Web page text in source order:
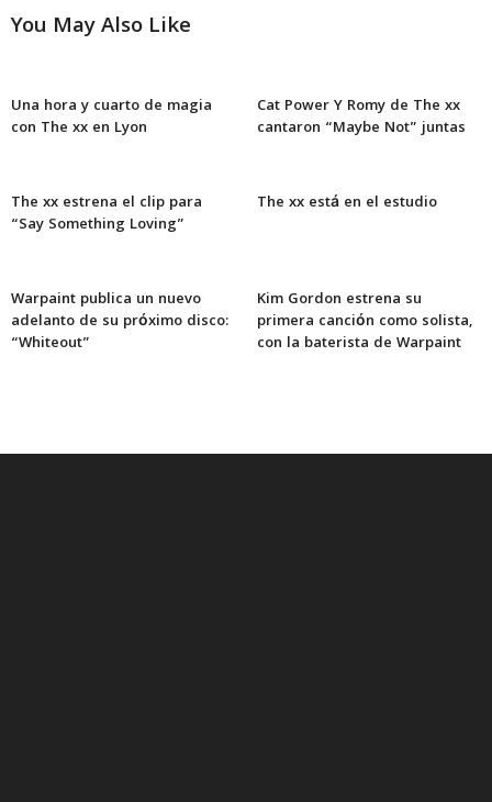
You May Also Like
Una hora y cuarto de magia
con The xx en Lyon
Cat Power Y Romy de The xx
cantaron “Maybe Not” juntas
The xx estrena el clip para
“Say Something Loving”
The xx está en el estudio
Warpaint publica un nuevo
adelanto de su próximo disco:
“Whiteout”
Kim Gordon estrena su
primera canción como solista,
con la baterista de Warpaint